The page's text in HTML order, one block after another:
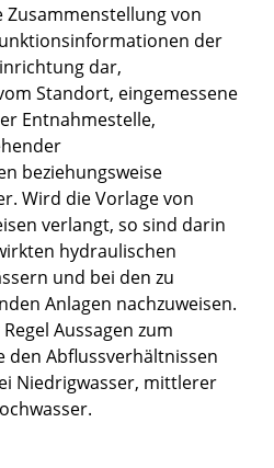
Zusammenstellung von
der
dar,
Standort, eingemessene
Entnahmestelle,
beziehungsweise
Wird die Vorlage von
verlangt, so sind darin
hydraulischen
und bei den zu
Anlagen nachzuweisen.
Aussagen zum
den Abflussverhältnissen
Niedrigwasser, mittlerer